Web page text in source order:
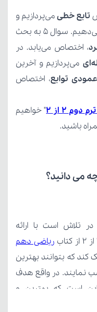
تابع خطی
توابع
دوم ۲ از ۲
باشید.
می‌ دانید؟